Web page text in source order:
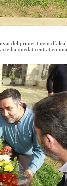
del primer tinent
ha quedat centrat en